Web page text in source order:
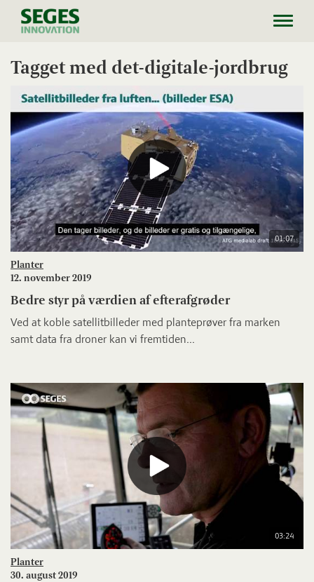
Tagget med det-digitale-jordbrug
01:07
Planter
12. november 2019
Bedre styr på værdien af efterafgrøder
Ved at koble satellitbilleder med planteprøver fra marken
samt data fra droner kan vi fremtiden...
03:24
Planter
30. august 2019